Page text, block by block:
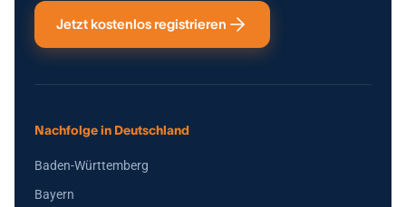
Jetzt kostenlos registrieren
Nachfolge in Deutschland
Baden-Württemberg
Bayern